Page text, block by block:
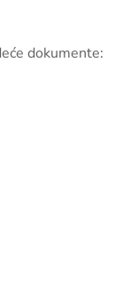
dokumente: